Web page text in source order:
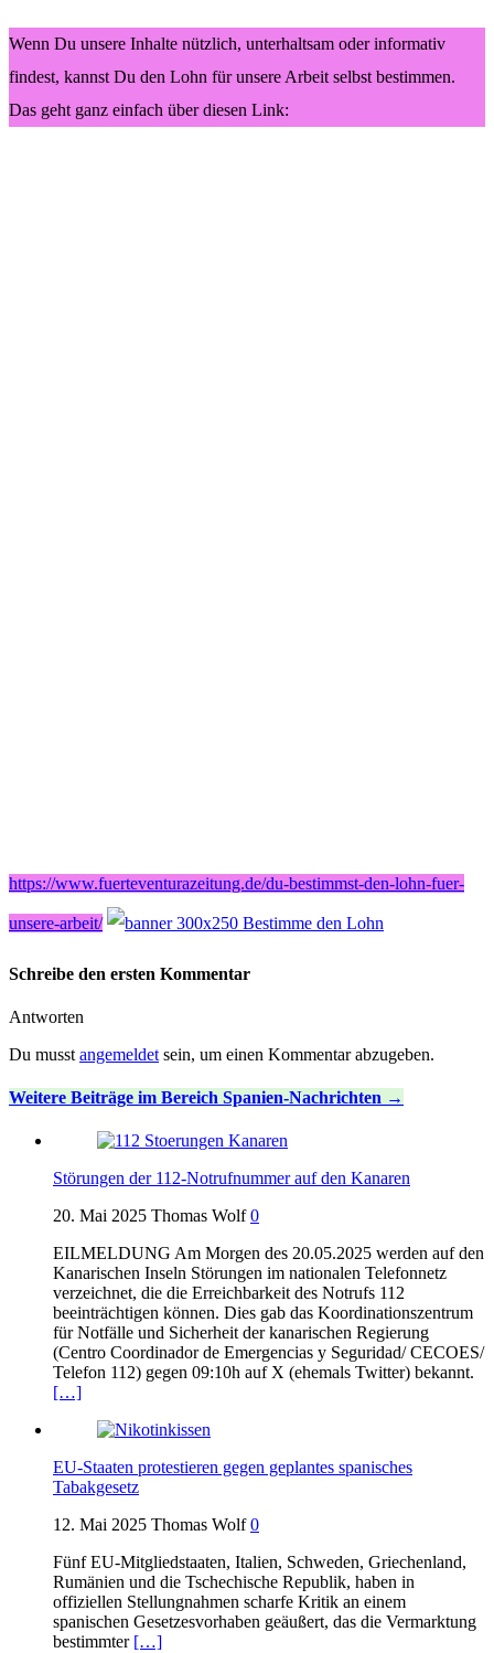
Wenn Du unsere Inhalte nützlich, unterhaltsam oder informativ
findest, kannst Du den Lohn für unsere Arbeit selbst bestimmen.
Das geht ganz einfach über diesen Link:
https://www.fuerteventurazeitung.de/du-bestimmst-den-lohn-fuer-
unsere-arbeit/
Schreibe den ersten Kommentar
Antworten
Du musst angemeldet sein, um einen Kommentar abzugeben.
Weitere Beiträge im Bereich Spanien-Nachrichten
Störungen der 112-Notrufnummer auf den Kanaren
20. Mai 2025 Thomas Wolf 0
EILMELDUNG Am Morgen des 20.05.2025 werden auf den
Kanarischen Inseln Störungen im nationalen Telefonnetz
verzeichnet, die die Erreichbarkeit des Notrufs 112
beeinträchtigen können. Dies gab das Koordinationszentrum
für Notfälle und Sicherheit der kanarischen Regierung
(Centro Coordinador de Emergencias y Seguridad/ CECOES/
Telefon 112) gegen 09:10h auf X (ehemals Twitter) bekannt.
[…]
EU-Staaten protestieren gegen geplantes spanisches
Tabakgesetz
12. Mai 2025 Thomas Wolf 0
Fünf EU-Mitgliedstaaten, Italien, Schweden, Griechenland,
Rumänien und die Tschechische Republik, haben in
offiziellen Stellungnahmen scharfe Kritik an einem
spanischen Gesetzesvorhaben geäußert, das die Vermarktung
bestimmter […]